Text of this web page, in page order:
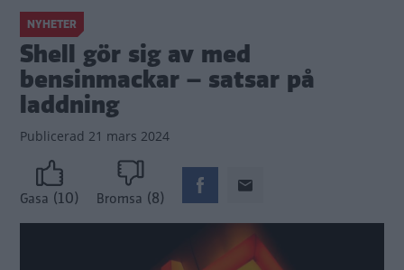
NYHETER
Shell gör sig av med
bensinmackar – satsar på
laddning
Publicerad 21 mars 2024
Gasa (10) Bromsa (8)